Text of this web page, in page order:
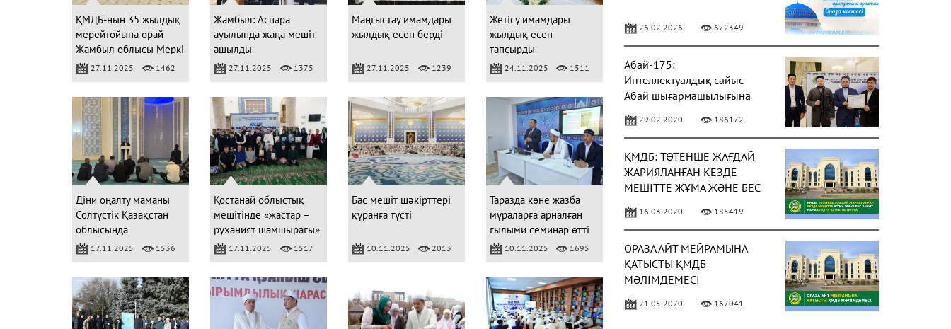
ҚМДБ-ның 35 жылдық
мерейтойына орай
Жамбыл облысы Меркі
ауданында Құран
жарысы өтті
27.11.2025 1462
Жамбыл: Аспара
ауылында жаңа мешіт
ашылды
27.11.2025 1375
Маңғыстау имамдары
жылдық есеп берді
27.11.2025 1239
Жетісу имамдары
жылдық есеп
тапсырды
24.11.2025 1511
Діни оңалту маманы
Солтүстік Қазақстан
облысында
17.11.2025 1536
Қостанай облыстық
мешітінде «жастар –
руханият шамшырағы»
кездесуі өтті
17.11.2025 1517
Бас мешіт шәкірттері
құранға түсті
10.11.2025 2013
Таразда көне жазба
мұраларға арналған
ғылыми семинар өтті
10.11.2025 1695
26.02.2026 672349
Абай-175:
Интеллектуалдық сайыс
Абай шығармашылығына
29.02.2020 186172
ҚМДБ: ТӨТЕНШЕ ЖАҒДАЙ
ЖАРИЯЛАНҒАН КЕЗДЕ
МЕШІТТЕ ЖҰМА ЖӘНЕ БЕС
ҚАТЫСТЫ ПӘТУА
16.03.2020 185419
ОРАЗА АЙТ МЕЙРАМЫНА
ҚАТЫСТЫ ҚМДБ
МӘЛІМДЕМЕСІ
21.05.2020 167041